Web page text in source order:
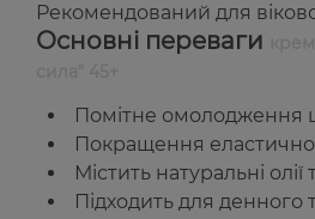
Рекомендований для
Основні переваги
Помітне омолодження
Покращення
Містить натуральні олії
Підходить для денного